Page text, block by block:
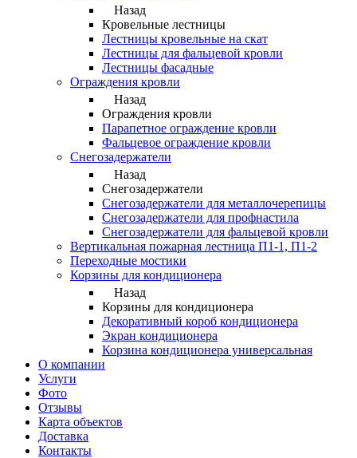
Назад
Кровельные лестницы
Лестницы кровельные на скат
Лестницы для фальцевой кровли
Лестницы фасадные
Ограждения кровли
Назад
Ограждения кровли
Парапетное ограждение кровли
Фальцевое ограждение кровли
Снегозадержатели
Назад
Снегозадержатели
Снегозадержатели для металлочерепицы
Снегозадержатели для профнастила
Снегозадержатели для фальцевой кровли
Вертикальная пожарная лестница П1-1, П1-2
Переходные мостики
Корзины для кондиционера
Назад
Корзины для кондиционера
Декоративный короб кондиционера
Экран кондиционера
Корзина кондиционера универсальная
О компании
Услуги
Фото
Отзывы
Карта объектов
Доставка
Контакты